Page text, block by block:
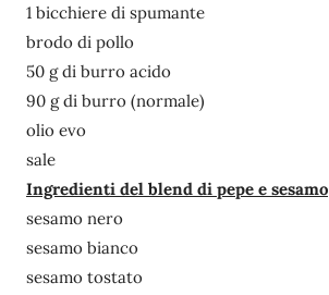
1 bicchiere di spumante
brodo di pollo
50 g di burro acido
90 g di burro (normale)
olio evo
sale
Ingredienti del blend di pepe e sesamo
sesamo nero
sesamo bianco
sesamo tostato